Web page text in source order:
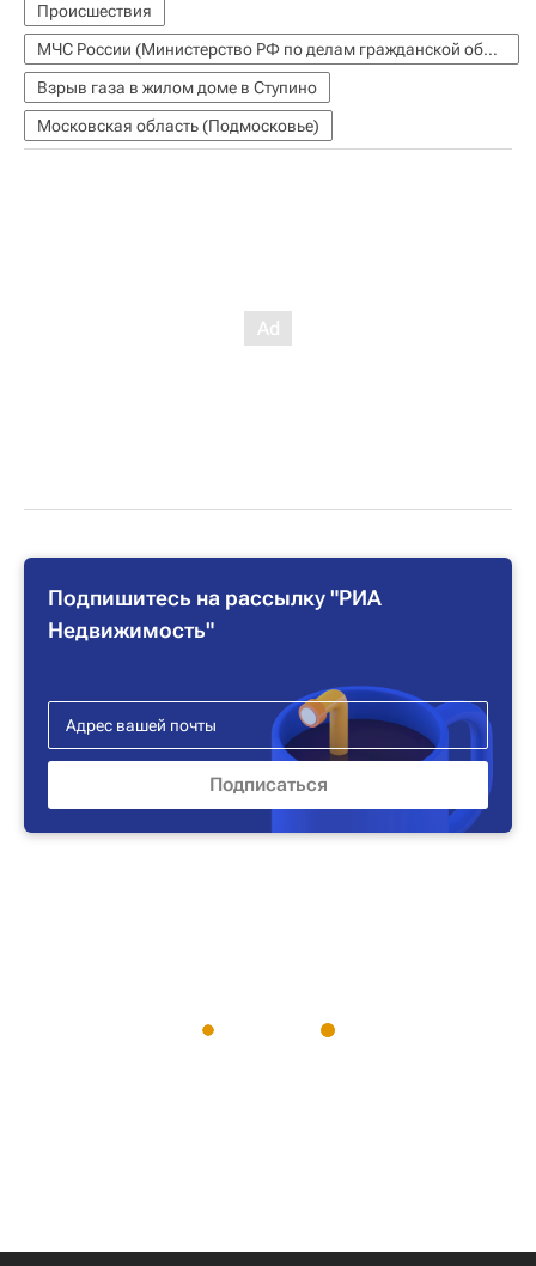
Происшествия
МЧС России (Министерство РФ по делам гражданской обороны, чрезвычайным ситуациям и ликвидации последствий стихийных бедствий)
Взрыв газа в жилом доме в Ступино
Московская область (Подмосковье)
Подпишитесь на рассылку "РИА
Недвижимость"